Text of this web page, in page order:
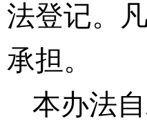
法登记。凡
承担。
本办法